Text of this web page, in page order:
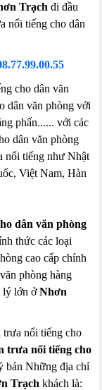
Trạch đi đầu
nổi tiếng cho dân
cho dân văn
dân văn phòng với
phấn...... với các
dân văn phòng
nổi tiếng như Nhật
Việt Nam, Hàn
dân văn phòng
thức các loại
cao cấp chính
phòng hàng
lý lớn ởNhơn
nổi tiếng cho
trưa nổi tiếng cho
bán Những địa chỉ
Trạch khách là: